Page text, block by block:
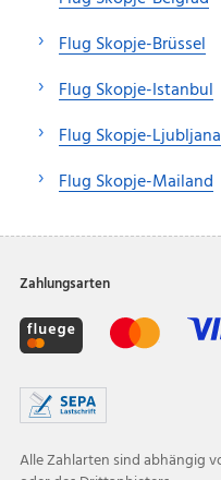
Flug Skopje-Brüssel
Flug Skopje-Istanbul
Flug Skopje-Ljubljana
Flug Skopje-Mailand